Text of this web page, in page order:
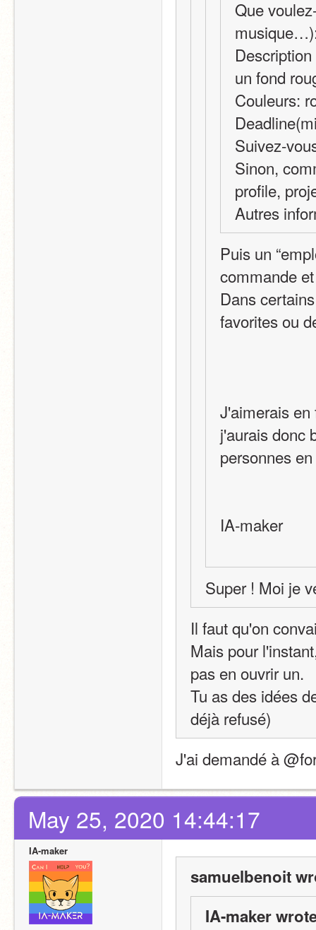
Que
un fond
Couleurs:
Suivez-
Sinon,
profile,
Autres
Puis un
commande
Dans
favorites ou
J'aimerais
j'aurais donc
personnes
IA-maker
Super ! Moi je
Il faut qu'on
Mais pour
pas en ouvrir un.
Tu as des idées
déjà refusé)
J'ai demandé à
May 25, 2020 14:44:17
IA-maker
samuelbenoit
IA-maker